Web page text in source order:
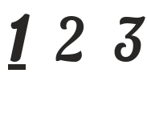
1 2 3